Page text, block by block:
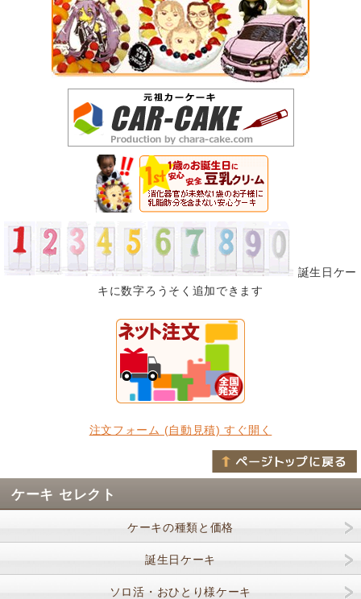
誕生日ケー
キに数字ろうそく追加できます
注文フォーム (自動見積) すぐ開く
ケーキ セレクト
ケーキの種類と価格
誕生日ケーキ
ソロ活・おひとり様ケーキ